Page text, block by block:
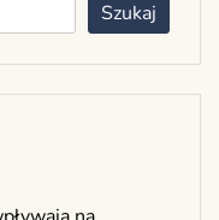
Szukaj